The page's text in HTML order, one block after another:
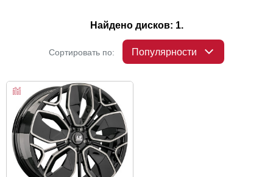
Найдено дисков: 1.
Сортировать по: Популярности